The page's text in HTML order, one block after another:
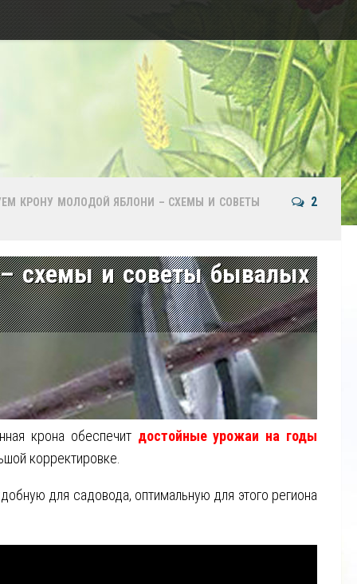
КРОНУ МОЛОДОЙ ЯБЛОНИ – СХЕМЫ И СОВЕТЫ 2
схемы и советы бывалых
крона обеспечит достойные урожаи на годы
корректировке.
для садовода, оптимальную для этого региона